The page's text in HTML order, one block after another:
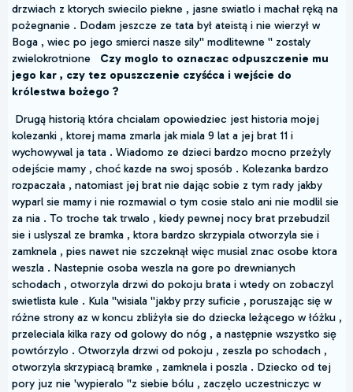
drzwiach z ktorych swiecilo piekne , jasne swiatlo i machał ręką na
pożegnanie . Dodam jeszcze ze tata był ateistą i nie wierzył w
Boga , wiec po jego smierci nasze sily'' modlitewne '' zostaly
zwielokrotnione Czy moglo to oznaczac odpuszczenie mu
jego kar , czy tez opuszczenie czyśćca i wejście do
królestwa bożego ?
Drugą historią która chcialam opowiedziec jest historia mojej
kolezanki , ktorej mama zmarla jak miala 9 lat a jej brat 11 i
wychowywal ja tata . Wiadomo ze dzieci bardzo mocno przeżyly
odejście mamy , choć kazde na swoj sposób . Kolezanka bardzo
rozpaczała , natomiast jej brat nie dając sobie z tym rady jakby
wyparl sie mamy i nie rozmawial o tym cosie stalo ani nie modlil sie
za nia . To troche tak trwalo , kiedy pewnej nocy brat przebudzil
sie i uslyszal ze bramka , ktora bardzo skrzypiala otworzyla sie i
zamknela , pies nawet nie szczeknął więc musial znac osobe ktora
weszla . Nastepnie osoba weszla na gore po drewnianych
schodach , otworzyla drzwi do pokoju brata i wtedy on zobaczyl
swietlista kule . Kula ''wisiala ''jakby przy suficie , poruszając się w
różne strony az w koncu zbliżyła sie do dziecka leżącego w łóżku ,
przeleciala kilka razy od golowy do nóg , a następnie wszystko się
powtórzylo . Otworzyla drzwi od pokoju , zeszla po schodach ,
otworzyla skrzypiacą bramke , zamknela i poszla . Dziecko od tej
pory juz nie 'wypieralo ''z siebie bólu , zaczęlo uczestniczyc w